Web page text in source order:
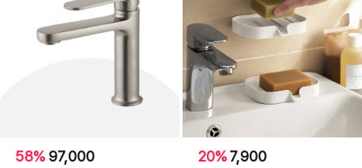
58% 97,000 20%7,900